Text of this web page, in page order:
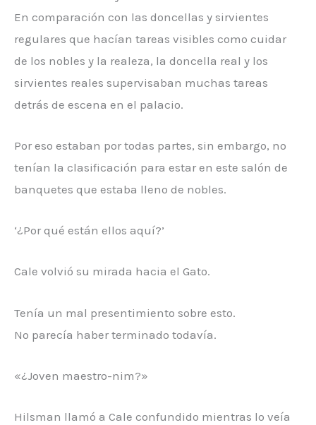
En comparación con las doncellas y sirvientes
regulares que hacían tareas visibles como cuidar
de los nobles y la realeza, la doncella real y los
sirvientes reales supervisaban muchas tareas
detrás de escena en el palacio.
Por eso estaban por todas partes, sin embargo, no
tenían la clasificación para estar en este salón de
banquetes que estaba lleno de nobles.
‘¿Por qué están ellos aquí?’
Cale volvió su mirada hacia el Gato.
Tenía un mal presentimiento sobre esto.
No parecía haber terminado todavía.
«¿Joven maestro-nim?»
Hilsman llamó a Cale confundido mientras lo veía